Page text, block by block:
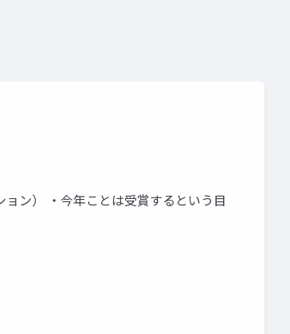
ン） ・今年ことは受賞するという目